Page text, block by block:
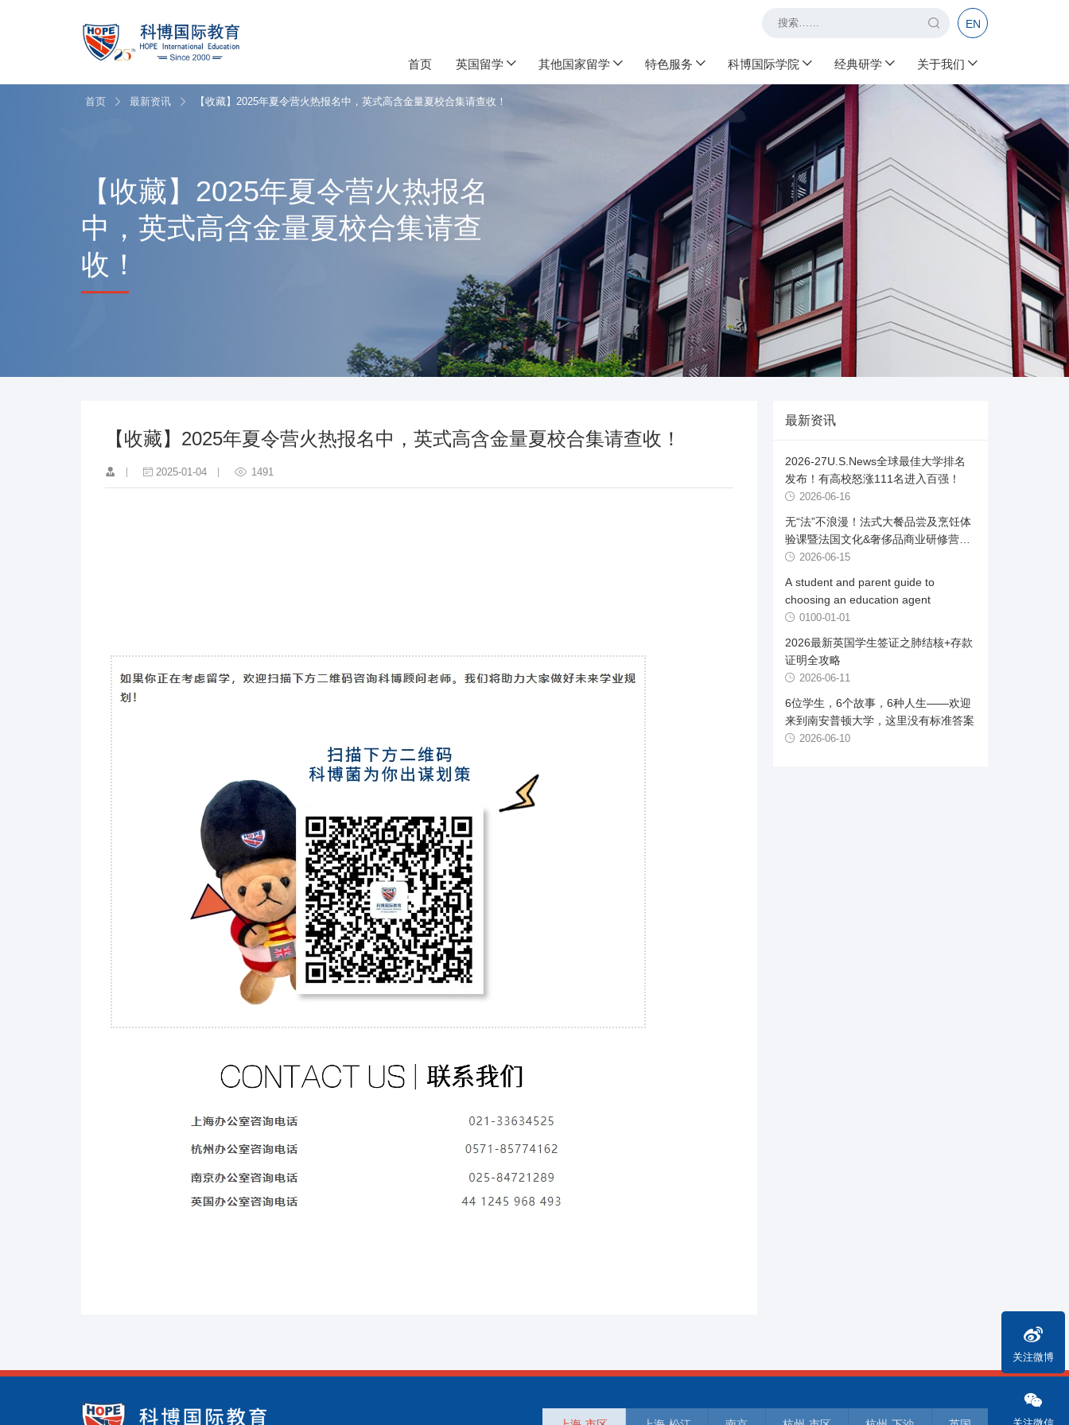
EN
首页 英国留学 其他国家留学 特色服务 科博国际学院 经典研学 关于我们
首页 最新资讯 【收藏】2025年夏令营火热报名中，英式高含金量夏校合集请查收！
【收藏】2025年夏令营火热报名
中，英式高含金量夏校合集请查
收！
【收藏】2025年夏令营火热报名中，英式高含金量夏校合集请查收！
2025-01-04 1491
最新资讯
2026-27U.S.News全球最佳大学排名
发布！有高校怒涨111名进入百强！
2026-06-16
无“法”不浪漫！法式大餐品尝及烹饪体
验课暨法国文化&奢侈品商业研修营首
发 2026-06-15
A student and parent guide to
choosing an education agent
0100-01-01
2026最新英国学生签证之肺结核+存款
证明全攻略
2026-06-11
6位学生，6个故事，6种人生——欢迎
来到南安普顿大学，这里没有标准答案
2026-06-10
关注微博